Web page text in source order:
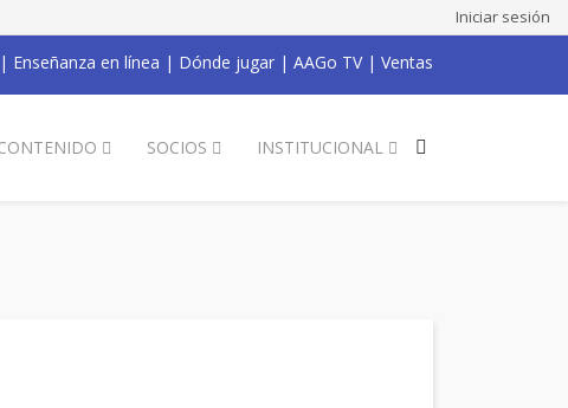
Iniciar sesión
| Enseñanza en línea | Dónde jugar | AAGo TV| Ventas
SOCIOS INSTITUCIONAL